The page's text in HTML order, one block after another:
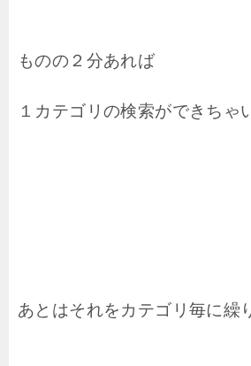
ものの２分あれば
１カテゴリの検索ができちゃ
あとはそれをカテゴリ毎に繰